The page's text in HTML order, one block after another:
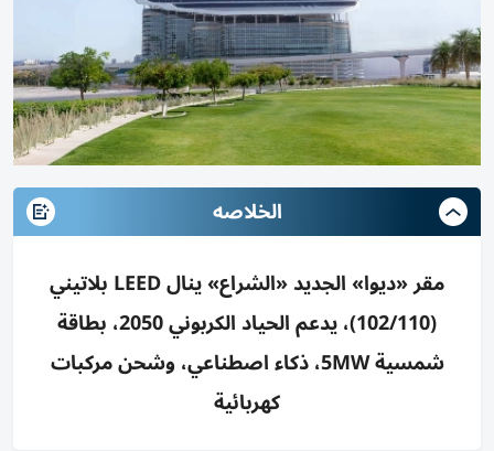
الخلاصه
مقر «ديوا» الجديد «الشراع» ينال LEED بلاتيني
(102/110)، يدعم الحياد الكربوني 2050، بطاقة
شمسية 5MW، ذكاء اصطناعي، وشحن مركبات
كهربائية